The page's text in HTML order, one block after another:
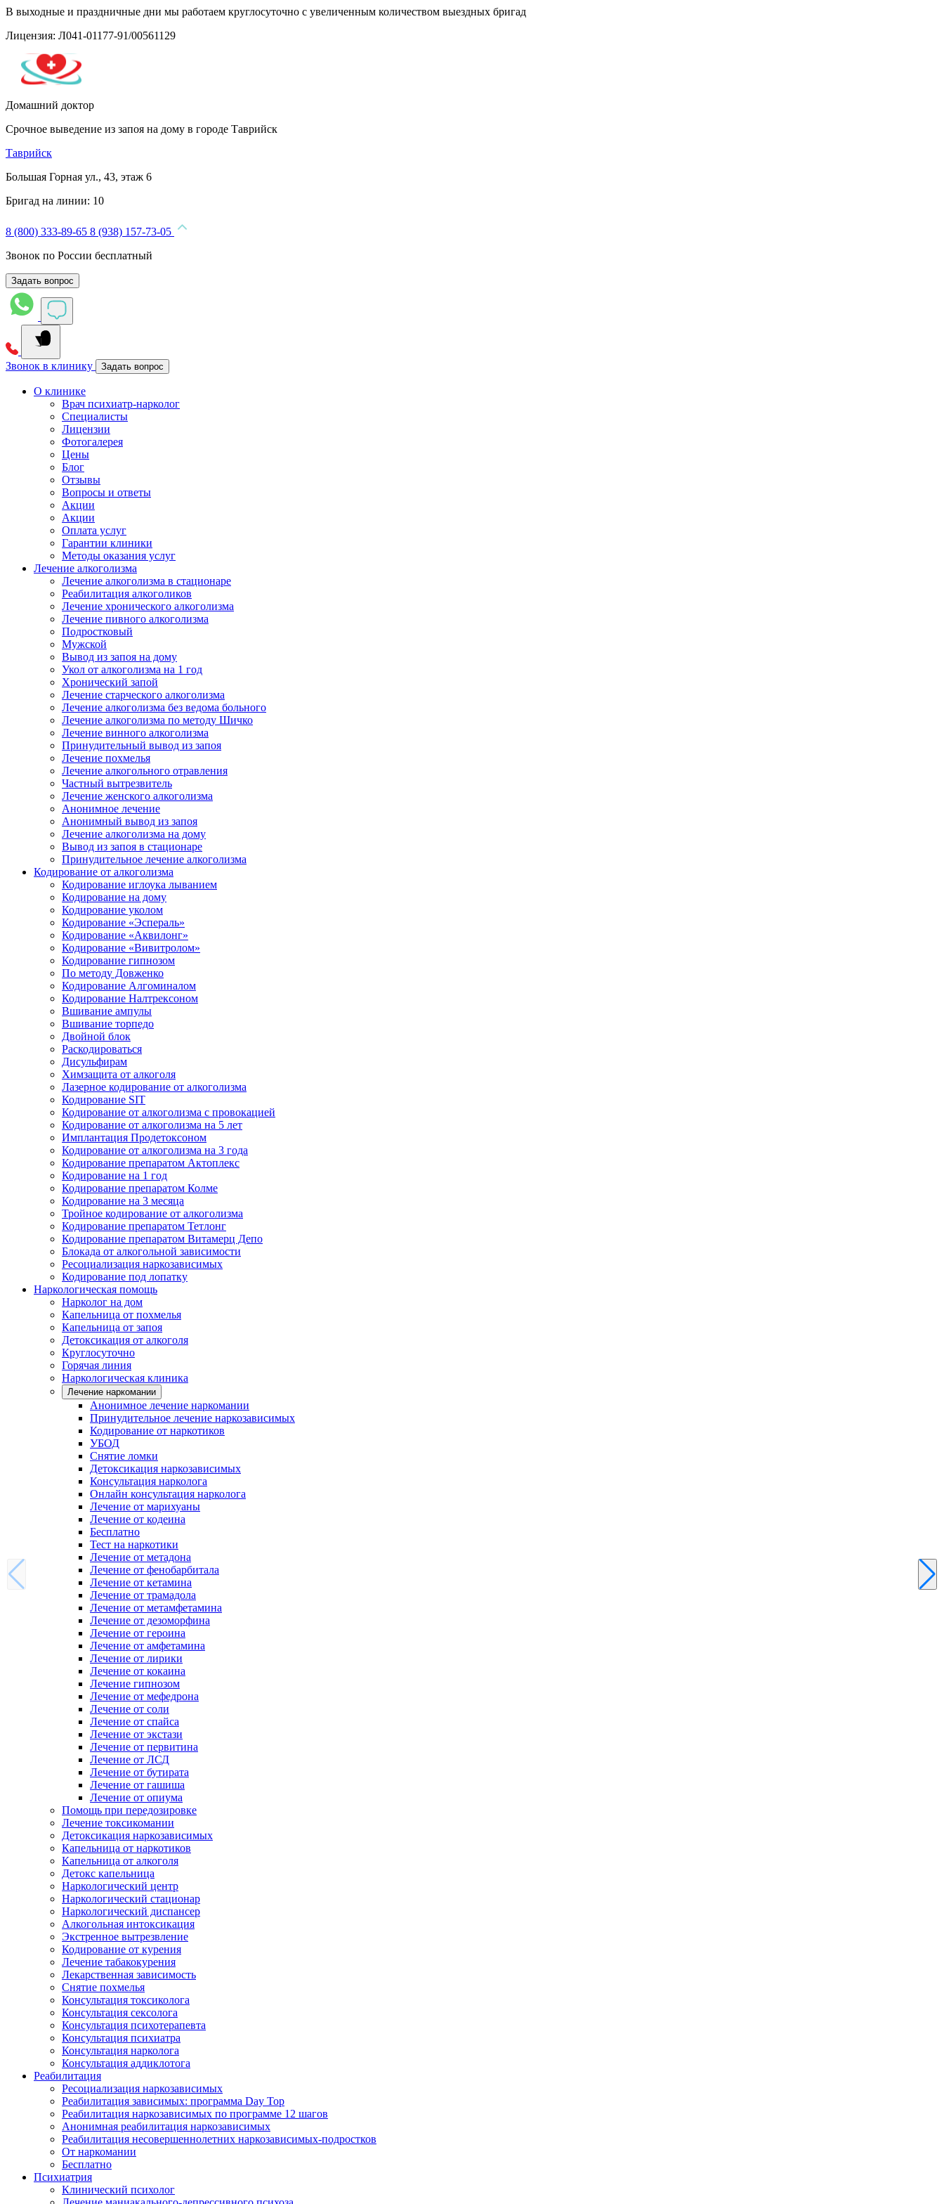
В выходные и праздничные дни мы работаем круглосуточно с увеличенным количеством выездных бригад
Лицензия: Л041-01177-91/00561129
Домашний доктор
Срочное выведение из запоя на дому в городе Таврийск
Таврийск
Большая Горная ул., 43, этаж 6
Бригад на линии: 10
8 (800) 333-89-65 8 (938) 157-73-05
Звонок по России бесплатный
Задать вопрос
Звонок в клинику Задать вопрос
О клинике
Врач психиатр-нарколог
Специалисты
Лицензии
Фотогалерея
Цены
Блог
Отзывы
Вопросы и ответы
Акции
Акции
Оплата услуг
Гарантии клиники
Методы оказания услуг
Лечение алкоголизма
Лечение алкоголизма в стационаре
Реабилитация алкоголиков
Лечение хронического алкоголизма
Лечение пивного алкоголизма
Подростковый
Мужской
Вывод из запоя на дому
Укол от алкоголизма на 1 год
Хронический запой
Лечение старческого алкоголизма
Лечение алкоголизма без ведома больного
Лечение алкоголизма по методу Шичко
Лечение винного алкоголизма
Принудительный вывод из запоя
Лечение похмелья
Лечение алкогольного отравления
Частный вытрезвитель
Лечение женского алкоголизма
Анонимное лечение
Анонимный вывод из запоя
Лечение алкоголизма на дому
Вывод из запоя в стационаре
Принудительное лечение алкоголизма
Кодирование от алкоголизма
Кодирование иглоука лыванием
Кодирование на дому
Кодирование уколом
Кодирование «Эспераль»
Кодирование «Аквилонг»
Кодирование «Вивитролом»
Кодирование гипнозом
По методу Довженко
Кодирование Алгоминалом
Кодирование Налтрексоном
Вшивание ампулы
Вшивание торпедо
Двойной блок
Раскодироваться
Дисульфирам
Химзащита от алкоголя
Лазерное кодирование от алкоголизма
Кодирование SIT
Кодирование от алкоголизма с провокацией
Кодирование от алкоголизма на 5 лет
Имплантация Продетоксоном
Кодирование от алкоголизма на 3 года
Кодирование препаратом Актоплекс
Кодирование на 1 год
Кодирование препаратом Колме
Кодирование на 3 месяца
Тройное кодирование от алкоголизма
Кодирование препаратом Тетлонг
Кодирование препаратом Витамерц Депо
Блокада от алкогольной зависимости
Ресоциализация наркозависимых
Кодирование под лопатку
Наркологическая помощь
Нарколог на дом
Капельница от похмелья
Капельница от запоя
Детоксикация от алкоголя
Круглосуточно
Горячая линия
Наркологическая клиника
Лечение наркомании
Анонимное лечение наркомании
Принудительное лечение наркозависимых
Кодирование от наркотиков
УБОД
Снятие ломки
Детоксикация наркозависимых
Консультация нарколога
Онлайн консультация нарколога
Лечение от марихуаны
Лечение от кодеина
Бесплатно
Тест на наркотики
Лечение от метадона
Лечение от фенобарбитала
Лечение от кетамина
Лечение от трамадола
Лечение от метамфетамина
Лечение от дезоморфина
Лечение от героина
Лечение от амфетамина
Лечение от лирики
Лечение от кокаина
Лечение гипнозом
Лечение от мефедрона
Лечение от соли
Лечение от спайса
Лечение от экстази
Лечение от первитина
Лечение от ЛСД
Лечение от бутирата
Лечение от гашиша
Лечение от опиума
Помощь при передозировке
Лечение токсикомании
Детоксикация наркозависимых
Капельница от наркотиков
Капельница от алкоголя
Детокс капельница
Наркологический центр
Наркологический стационар
Наркологический диспансер
Алкогольная интоксикация
Экстренное вытрезвление
Кодирование от курения
Лечение табакокурения
Лекарственная зависимость
Снятие похмелья
Консультация токсиколога
Консультация сексолога
Консультация психотерапевта
Консультация психиатра
Консультация нарколога
Консультация аддиклотога
Реабилитация
Ресоциализация наркозависимых
Реабилитация зависимых: программа Day Top
Реабилитация наркозависимых по программе 12 шагов
Анонимная реабилитация наркозависимых
Реабилитация несовершеннолетних наркозависимых-подростков
От наркомании
Бесплатно
Психиатрия
Клинический психолог